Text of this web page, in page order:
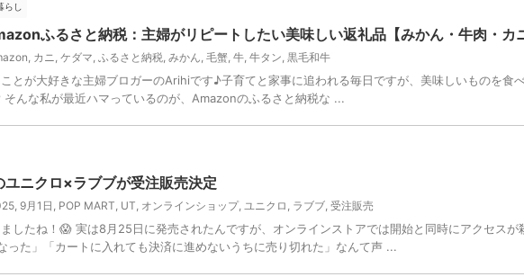
らし
ふるさと納税：主婦がリピートしたい美味しい返礼品【みかん・牛肉・カ
, カニ, ケダマ, ふるさと納税, みかん, 毛蟹, 牛, 牛タン, 黒毛和牛
とが大好きな主婦ブロガーのArihiです♪子育てと家事に追われる毎日ですが、美味しいものを食
んな私が最近ハマっているのが、Amazonのふるさと納税な ...
ユニクロ×ラブブが受注販売決定
, 9月1日 , POP MART, UT, オンラインショップ, ユニクロ , ラブブ, 受注販売
したね！😱 実は8月25日に発売されたんですが、オンラインストアでは開始と同時にアクセスが
った」「カートに入れても決済に進めないうちに売り切れた」なんて声 ...